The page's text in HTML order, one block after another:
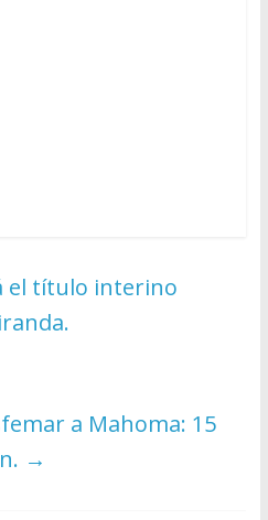
el título interino
a Mahoma: 15
→